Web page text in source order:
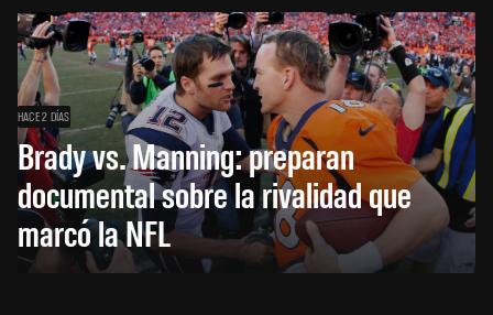
HACE 2 DÍAS
Brady vs. Manning: preparan
documental sobre la rivalidad que
marcó la NFL